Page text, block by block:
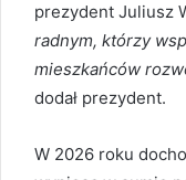
prezydent Juliusz
radnym, którzy
mieszkańców
dodał prezydent.
W 2026 roku